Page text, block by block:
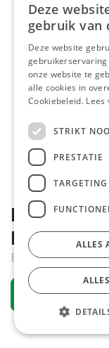
B721
Banquet
Bestelartikel
Vraag een
Deze
gebruik van
Deze website
onze website te
alle cookies in
Cookiebeleid. Lees
STRIKT
PRESTATIE
TARGETING
ALLES